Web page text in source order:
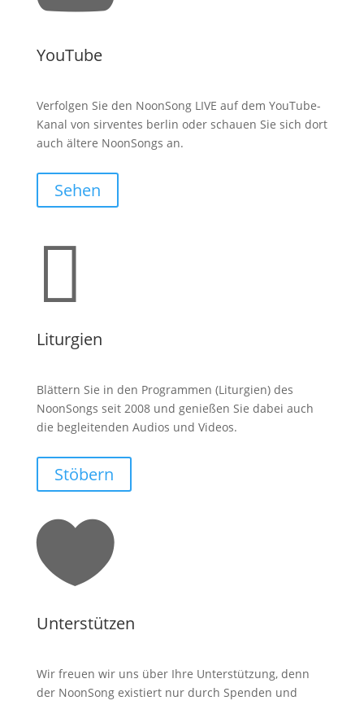
YouTube
Verfolgen Sie den NoonSong LIVE auf dem YouTube-
Kanal von sirventes berlin oder schauen Sie sich dort
auch ältere NoonSongs an.
Sehen

Liturgien
Blättern Sie in den Programmen (Liturgien) des
NoonSongs seit 2008 und genießen Sie dabei auch
die begleitenden Audios und Videos.
Stöbern

Unterstützen
Wir freuen wir uns über Ihre Unterstützung, denn
der NoonSong existiert nur durch Spenden und